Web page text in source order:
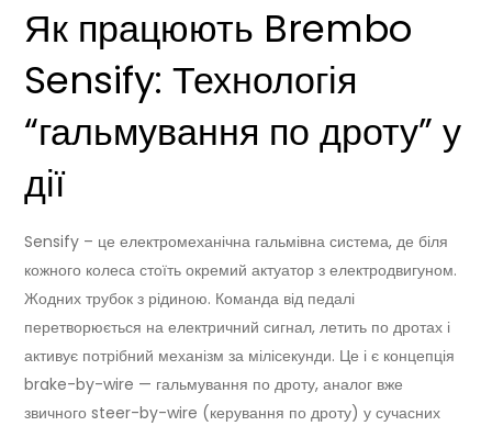
Як працюють Brembo
Sensify: Технологія
“гальмування по дроту” у
дії
Sensify – це електромеханічна гальмівна система, де біля
кожного колеса стоїть окремий актуатор з електродвигуном.
Жодних трубок з рідиною. Команда від педалі
перетворюється на електричний сигнал, летить по дротах і
активує потрібний механізм за мілісекунди. Це і є концепція
brake-by-wire — гальмування по дроту, аналог вже
звичного steer-by-wire (керування по дроту) у сучасних